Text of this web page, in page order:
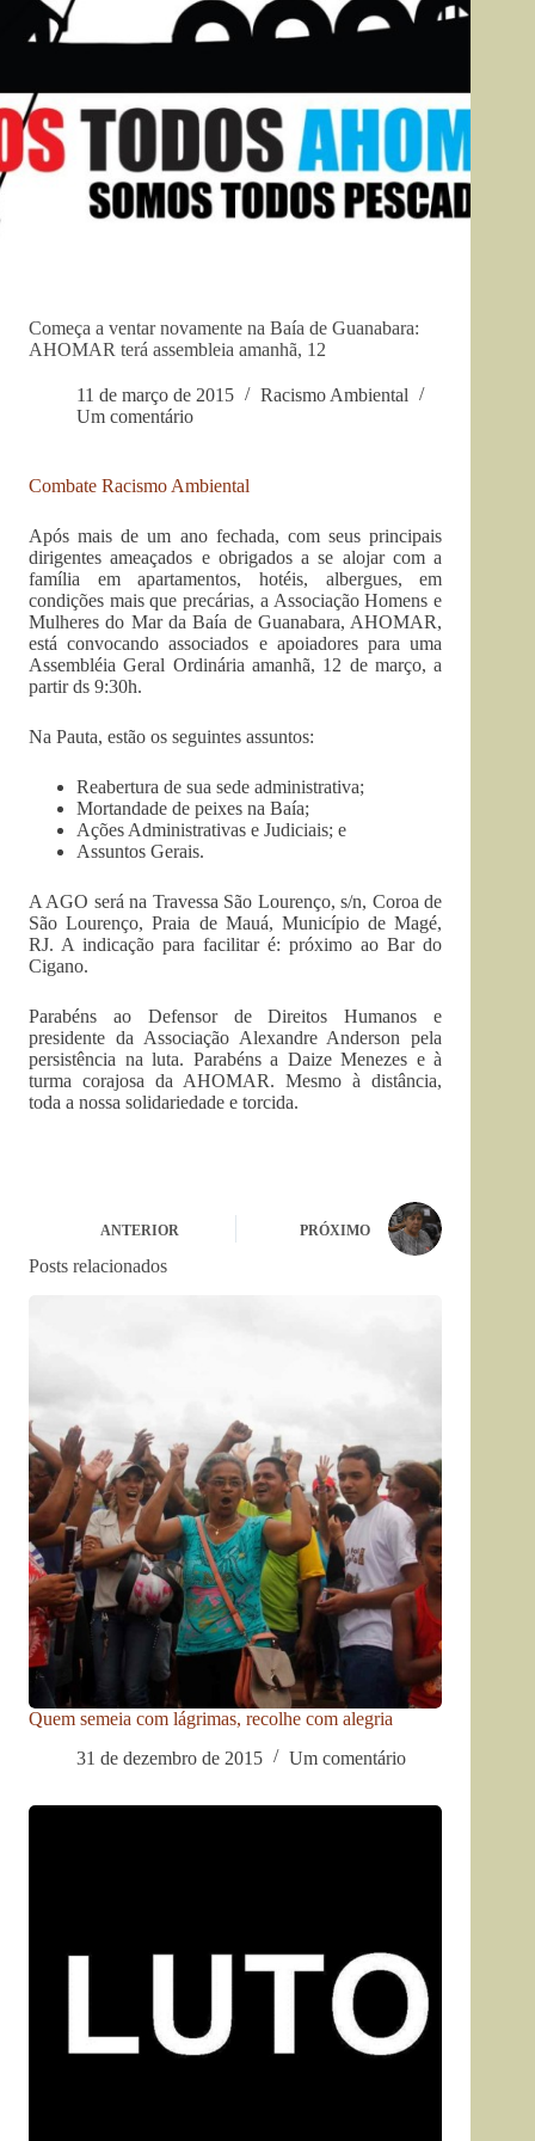
Começa a ventar novamente na Baía de Guanabara:
AHOMAR terá assembleia amanhã, 12
11 de março de 2015
Racismo Ambiental
Um comentário
Combate Racismo Ambiental
Após mais de um ano fechada, com seus principais
dirigentes ameaçados e obrigados a se alojar com a
família em apartamentos, hotéis, albergues, em
condições mais que precárias, a Associação Homens e
Mulheres do Mar da Baía de Guanabara, AHOMAR,
está convocando associados e apoiadores para uma
Assembléia Geral Ordinária amanhã, 12 de março, a
partir ds 9:30h.
Na Pauta, estão os seguintes assuntos:
Reabertura de sua sede administrativa;
Mortandade de peixes na Baía;
Ações Administrativas e Judiciais; e
Assuntos Gerais.
A AGO será na Travessa São Lourenço, s/n, Coroa de
São Lourenço, Praia de Mauá, Município de Magé,
RJ. A indicação para facilitar é: próximo ao Bar do
Cigano.
Parabéns ao Defensor de Direitos Humanos e
presidente da Associação Alexandre Anderson pela
persistência na luta. Parabéns a Daize Menezes e à
turma corajosa da AHOMAR. Mesmo à distância,
toda a nossa solidariedade e torcida.
ANTERIOR PRÓXIMO
Posts relacionados
Quem semeia com lágrimas, recolhe com alegria
31 de dezembro de 2015
Um comentário